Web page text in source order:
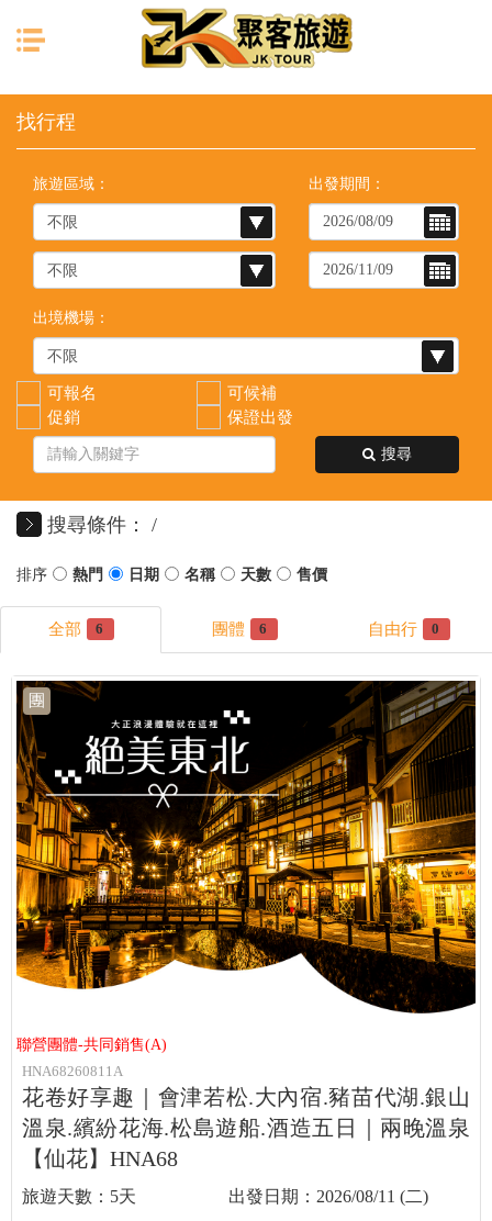
目前位置： 首頁 列表
旅遊區域： 出發期間：
出境機場：
可報名
可候補
促銷
保證出發
搜尋
搜尋條件：
6 6 0
團
聯營團體-共同銷售(A)
HNA68260811A
花卷好享趣｜會津若松.大內宿.豬苗代湖.銀山
溫泉.繽紛花海.松島遊船.酒造五日｜兩晚溫泉
【仙花】HNA68
5天 2026/08/11 (二)